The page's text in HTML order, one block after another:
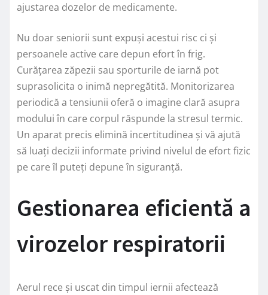
ajustarea dozelor de medicamente.
Nu doar seniorii sunt expuși acestui risc ci și
persoanele active care depun efort în frig.
Curățarea zăpezii sau sporturile de iarnă pot
suprasolicita o inimă nepregătită. Monitorizarea
periodică a tensiunii oferă o imagine clară asupra
modului în care corpul răspunde la stresul termic.
Un aparat precis elimină incertitudinea și vă ajută
să luați decizii informate privind nivelul de efort fizic
pe care îl puteți depune în siguranță.
Gestionarea eficientă a
virozelor respiratorii
Aerul rece și uscat din timpul iernii afectează